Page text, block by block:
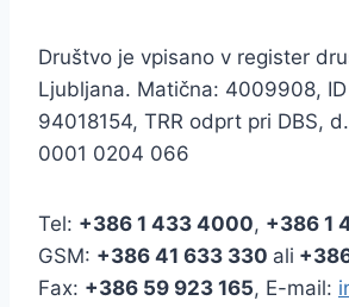
Društvo je vpisano v register
Ljubljana. Matična: 4009908, ID
94018154, TRR odprt pri DBS,
0001 0204 066
Tel: +386 1 433 4000, +386 1
GSM: +386 41 633 330 ali
Fax: +386 59 923 165, E-mail: